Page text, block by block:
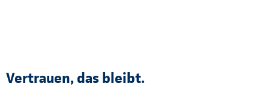
Vertrauen, das bleibt.